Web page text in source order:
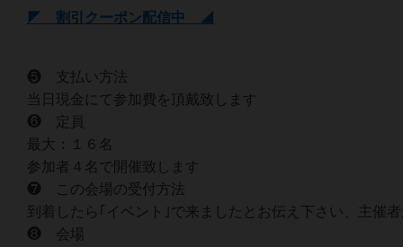
◤ 割引クーポン配信中 ◢
❺ 支払い方法
当日現金にて参加費を頂戴致します
❻ 定員
最大：１６名
参加者４名で開催致します
❼ この会場の受付方法
到着したら｢イベント｣で来ましたとお伝え下さい、主催
❽ 会場